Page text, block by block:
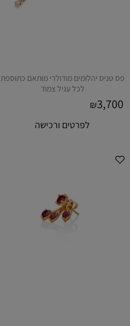
פס טניס יהלומים מודולרי מותאם כתוספת
לכל עגיל צמוד
₪3,700
לפרטים ורכישה